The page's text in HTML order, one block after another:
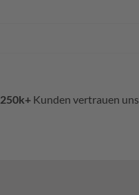
250k+ Kunden vertrauen uns.